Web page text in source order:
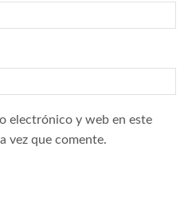
electrónico y web en este
vez que comente.